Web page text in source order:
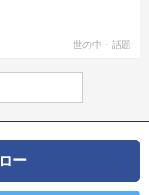
世の中・話題
ー